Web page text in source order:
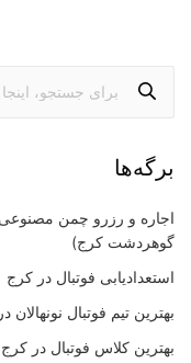
برگه‌ها
اجاره و رزرو چمن
گوهردشت کرج)
استعدادیابی فوتبال در کرج
بهترین تیم فوتبال نونهالان
بهترین کلاس فوتبال در کرج